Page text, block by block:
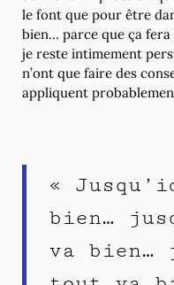
le font que pour être
bien… parce que ça fera
je reste intimement
n’ont que faire des
appliquent
«
bien…
va bien…